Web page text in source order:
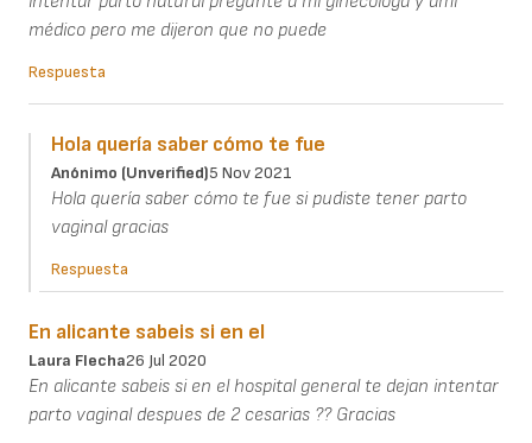
médico pero me dijeron que no puede
Respuesta
Hola quería saber cómo te fue
Anónimo (unverified)5 Nov 2021
Hola quería saber cómo te fue si pudiste tener parto
vaginal gracias
Respuesta
En alicante sabeis si en el
Laura Flecha26 Jul 2020
En alicante sabeis si en el hospital general te dejan intentar
parto vaginal despues de 2 cesarias ?? Gracias